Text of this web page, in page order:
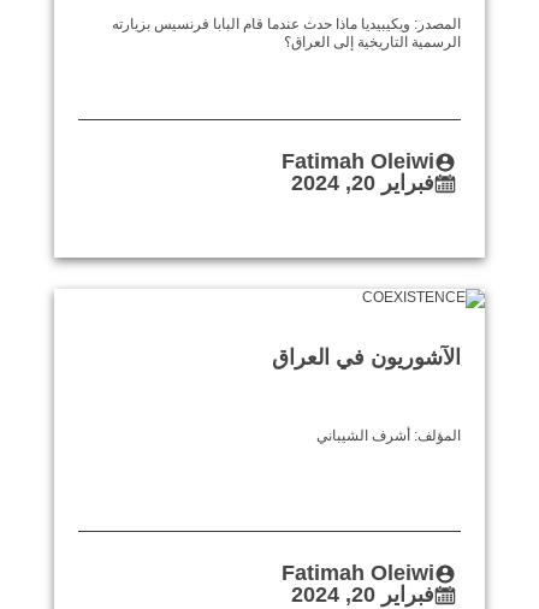
المصدر: ويكيبيديا ماذا حدث عندما قام البابا فرنسيس بزيارته
الرسمية التاريخية إلى العراق؟
Fatimah Oleiwi
فبراير 20, 2024
الآشوريون في العراق
المؤلف: أشرف الشيباني
Fatimah Oleiwi
فبراير 20, 2024